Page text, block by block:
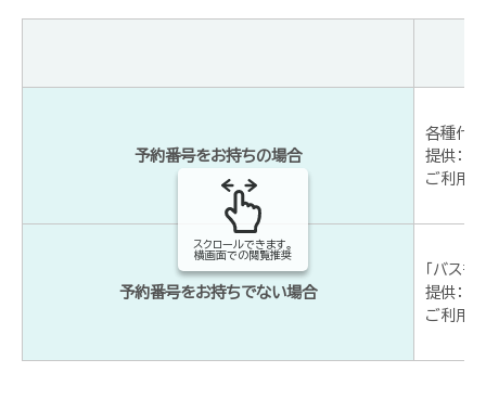
予約番号をお持ちの場合
各種代
提供：ウ
ご利用
予約番号をお持ちでない場合
「バスも
提供：ウ
ご利用
スクロールできます。
横画面での閲覧推奨